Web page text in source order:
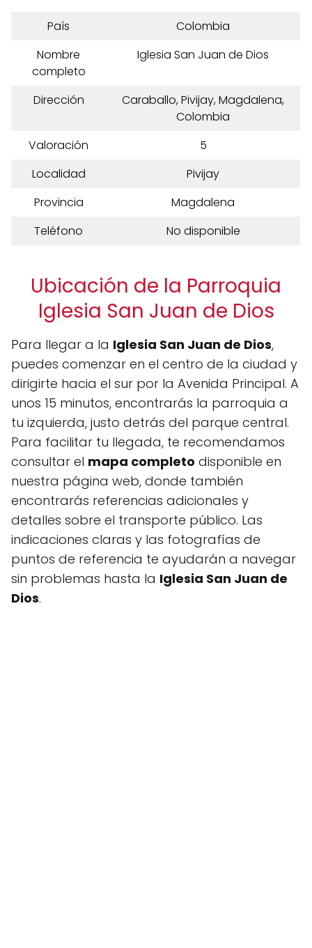
País
Colombia
Nombre
completo
Iglesia San Juan de Dios
Dirección
Caraballo, Pivijay, Magdalena,
Colombia
Valoración
5
Localidad
Pivijay
Provincia
Magdalena
Teléfono
No disponible
Ubicación de la Parroquia
Iglesia San Juan de Dios
Para llegar a la Iglesia San Juan de Dios,
puedes comenzar en el centro de la ciudad y
dirigirte hacia el sur por la Avenida Principal. A
unos 15 minutos, encontrarás la parroquia a
tu izquierda, justo detrás del parque central.
Para facilitar tu llegada, te recomendamos
consultar el mapa completo disponible en
nuestra página web, donde también
encontrarás referencias adicionales y
detalles sobre el transporte público. Las
indicaciones claras y las fotografías de
puntos de referencia te ayudarán a navegar
sin problemas hasta la Iglesia San Juan de
Dios.